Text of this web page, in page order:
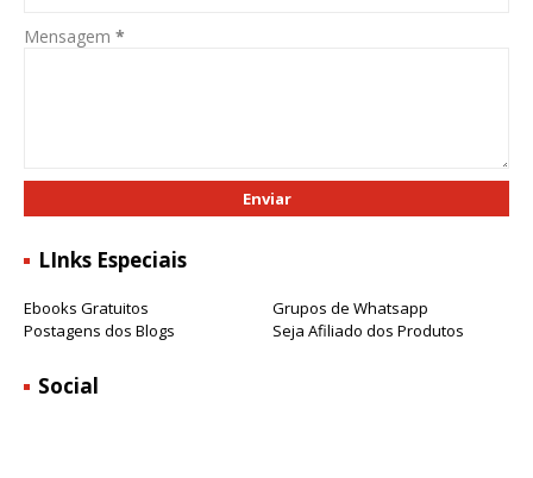
Mensagem *
LInks Especiais
Ebooks Gratuitos
Grupos de Whatsapp
Postagens dos Blogs
Seja Afiliado dos Produtos
Social